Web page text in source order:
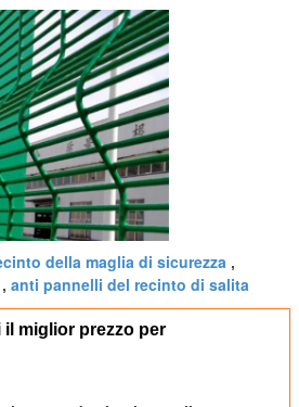
della maglia di sicurezza ,
, anti pannelli del recinto di salita
il miglior prezzo per